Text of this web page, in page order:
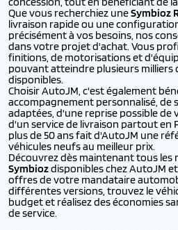
Que vous recherchiez uneSymbioz
livraison rapide ou une
précisément à vos besoins, nos
dans votre projet d'achat. Vous
finitions, de motorisations et
pouvant atteindre plusieurs milliers
disponibles.
Choisir AutoJM, c'est également
accompagnement personnalisé, de
adaptées, d'une reprise possible de
d'un service de livraison partout en
plus de 50 ans fait d'AutoJM une
véhicules neufs au meilleur prix.
Découvrez dès maintenant tous les
Symbiozdisponibles chez AutoJM
offres de votre mandataire
différentes versions, trouvez le
budget et réalisez des économies
de service.